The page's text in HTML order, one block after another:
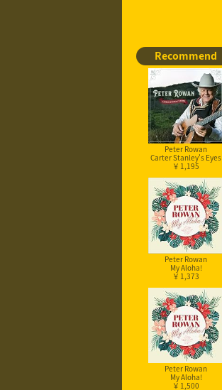
Recommend
Peter Rowan
Carter Stanley's Eyes
￥ 1,195
Peter Rowan
My Aloha!
￥ 1,373
Peter Rowan
My Aloha!
￥ 1,500